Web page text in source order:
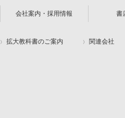
会社案内・採用情報 書
拡大教科書のご案内 関連会社